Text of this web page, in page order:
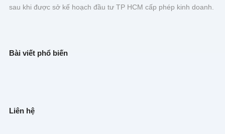
sau khi được sở kế hoạch đầu tư TP HCM cấp phép kinh doanh.
Bài viết phổ biến
Liên hệ